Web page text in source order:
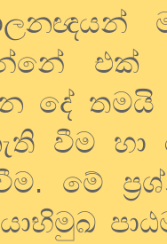
දේ
වීම
මේ